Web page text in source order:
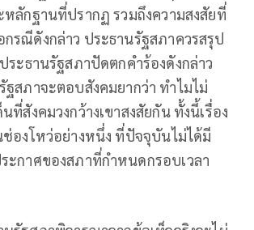
หลักฐานที่ปรากฏ รวมถึงความสงสัยที่
รณีดังกล่าว ประธานรัฐสภาควรสรุป
ระธานรัฐสภาปัดตกคำร้องดังกล่าว
ฐสภาจะตอบสังคมยากว่า ทำไมไม่
ที่สังคมวงกว้างเขาสงสัยกัน ทั้งนี้เรื่อง
ช่องโหว่อย่างหนึ่ง ที่ปัจจุบันไม่ได้มี
ะกาศของสภาที่กำหนดกรอบเวลา